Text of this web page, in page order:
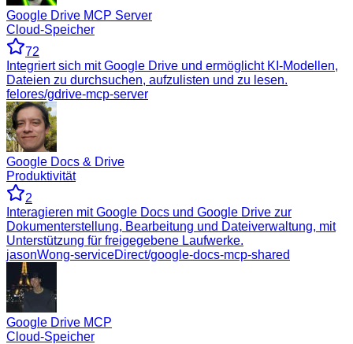
Google Drive MCP Server
Cloud-Speicher
72
Integriert sich mit Google Drive und ermöglicht KI-Modellen,
Dateien zu durchsuchen, aufzulisten und zu lesen.
felores/gdrive-mcp-server
Google Docs & Drive
Produktivität
2
Interagieren mit Google Docs und Google Drive zur
Dokumenterstellung, Bearbeitung und Dateiverwaltung, mit
Unterstützung für freigegebene Laufwerke.
jasonWong-serviceDirect/google-docs-mcp-shared
Google Drive MCP
Cloud-Speicher